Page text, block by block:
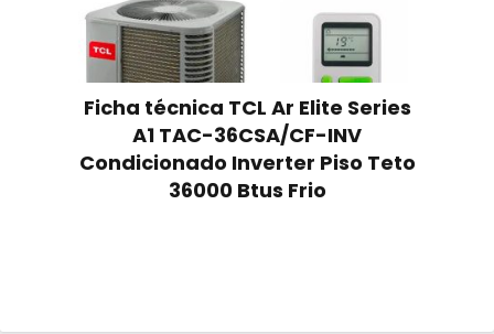
Ficha técnica TCL Ar Elite Series
A1 TAC-36CSA/CF-INV
Condicionado Inverter Piso Teto
36000 Btus Frio